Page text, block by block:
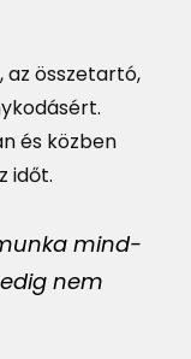
az összetartó,
és közben
időt.
mind-
nem